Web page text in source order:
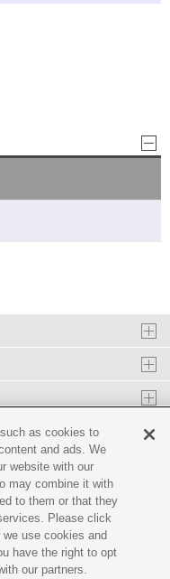
Cookie ポリシー
as cookies to
and ads. We
website with our
may combine it with
to them or that they
Please click
use cookies and
have the right to opt
our partners.